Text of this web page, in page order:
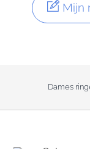
Mijn
Dames